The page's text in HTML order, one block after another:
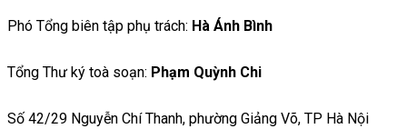
Phó Tổng biên tập phụ trách: Hà Ánh Bình
Tổng Thư ký toà soạn: Phạm Quỳnh Chi
Số 42/29 Nguyễn Chí Thanh, phường Giảng Võ, TP Hà Nội